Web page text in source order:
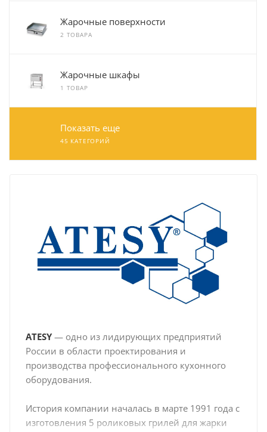
Жарочные поверхности
2 ТОВАРА
Жарочные шкафы
1 ТОВАР
Показать еще
45 КАТЕГОРИЙ
ATESY— одно из лидирующих предприятий
России в области проектирования и
производства профессионального кухонного
оборудования.
История компании началась в марте 1991 года с
изготовления 5 роликовых грилей для жарки